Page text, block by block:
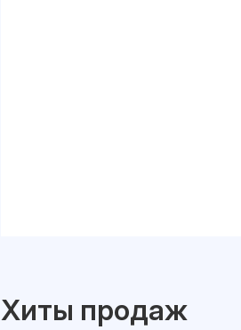
Хиты продаж